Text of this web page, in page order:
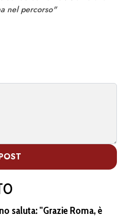
nel percorso"
saluta: "Grazie Roma, è